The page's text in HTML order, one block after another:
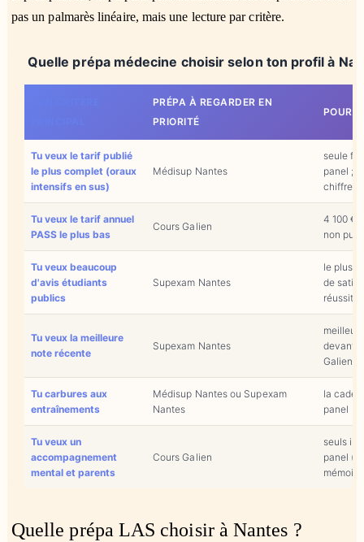
pas un palmarès linéaire, mais une lecture par critère.
Quelle prépa médecine choisir selon ton profil à
PRÉPA À REGARDER EN
PRIORITÉ
Tu veux le tarif publié
le plus complet (oraux
intensifs en sus)
Médisup Nantes
seule
panel ;
chiffrer
Tu veux le tarif annuel
PASS le plus bas
Cours Galien
4 100 €,
non
Tu veux beaucoup
d'avis étudiants
publics
Supexam Nantes
le plus
de
réussite
Tu veux la meilleure
note récente
Supexam Nantes
devant
Galien
Tu carbures aux
entraînements
Médisup Nantes ou Supexam
Nantes
la
panel
Tu veux un
accompagnement
mental et parents
Cours Galien
seuls
panel
Quelle prépa LAS choisir à Nantes ?